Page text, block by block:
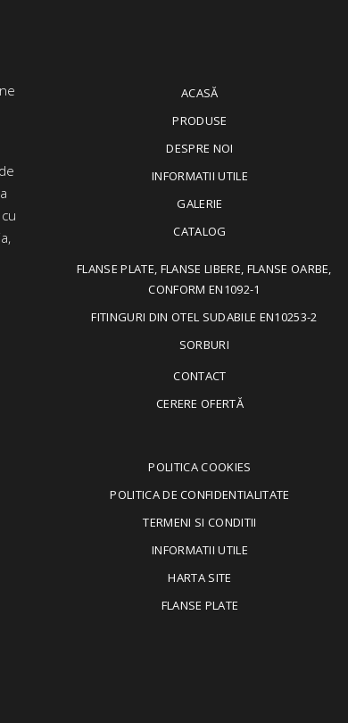
ACASĂ
PRODUSE
DESPRE NOI
INFORMATII UTILE
GALERIE
CATALOG
FLANSE PLATE, FLANSE LIBERE, FLANSE OARBE,
CONFORM EN1092-1
FITINGURI DIN OTEL SUDABILE EN10253-2
SORBURI
CONTACT
CERERE OFERTĂ
POLITICA COOKIES
POLITICA DE CONFIDENTIALITATE
TERMENI SI CONDITII
INFORMATII UTILE
HARTA SITE
FLANSE PLATE